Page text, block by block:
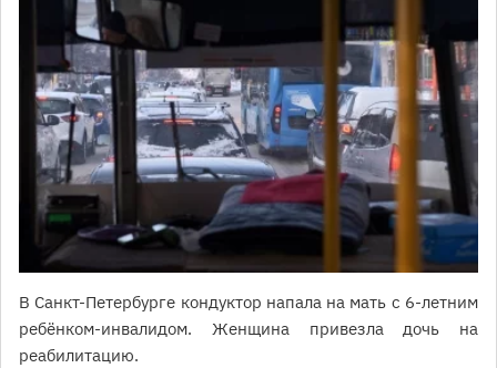
В Санкт-Петербурге кондуктор напала на мать с 6-летним
ребёнком-инвалидом. Женщина привезла дочь на
реабилитацию.